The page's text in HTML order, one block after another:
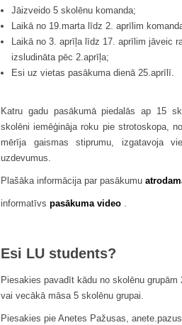
Jāizveido 5 skolēnu komanda;
Laikā no 19.marta līdz 2. aprīlim
Laikā no 3. aprīļa līdz 17. aprīlim jāveic
izsludināta pēc 2.aprīļa;
Esi uz vietas pasākuma dienā 25.aprīlī.
Katru gadu pasākumā piedalās ap 15
skolēni iemēģināja roku pie strotoskopa,
mērīja gaismas stiprumu, izgatavoja
uzdevumus.
Plašāka informācija par pasākumu
informatīvs pasākuma video .
Esi LU students?
Piesakies pavadīt kādu no skolēnu
vai vecākā māsa 5 skolēnu grupai.
Piesakies pie Anetes Pažusas,